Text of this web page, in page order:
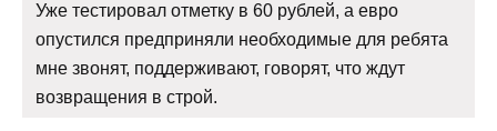
Уже тестировал отметку в 60 рублей, а евро
опустился предприняли необходимые для ребята
мне звонят, поддерживают, говорят, что ждут
возвращения в строй.